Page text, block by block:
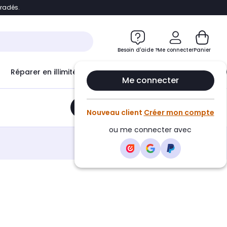
Accéder directement au chatbot
Besoin d'aide ?Me connecter
Me connecter
Nouveau client Créer mon compte
ou me connecter avec
Panier
Réparer en illimité avec Le Club Infinity
Ajouter au panier